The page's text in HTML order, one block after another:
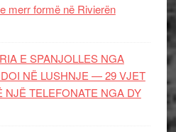
merr formë në Rivierën
E SPANJOLLES NGA
NË LUSHNJE — 29 VJET
NJË TELEFONATE NGA DY